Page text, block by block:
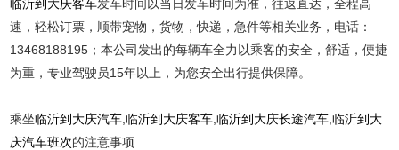
临沂到大庆客车发车时间以当日发车时间为准，往返直达，全程高
速，轻松订票，顺带宠物，货物，快递，急件等相关业务，电话：
13468188195；本公司发出的每辆车全力以乘客的安全，舒适，便捷
为重，专业驾驶员15年以上，为您安全出行提供保障。
乘坐临沂到大庆汽车 ,临沂到大庆客车 ,临沂到大庆长途汽车 ,临沂到大
庆汽车班次的注意事项